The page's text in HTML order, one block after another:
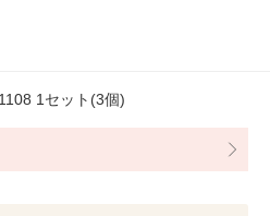
1セット(3個)